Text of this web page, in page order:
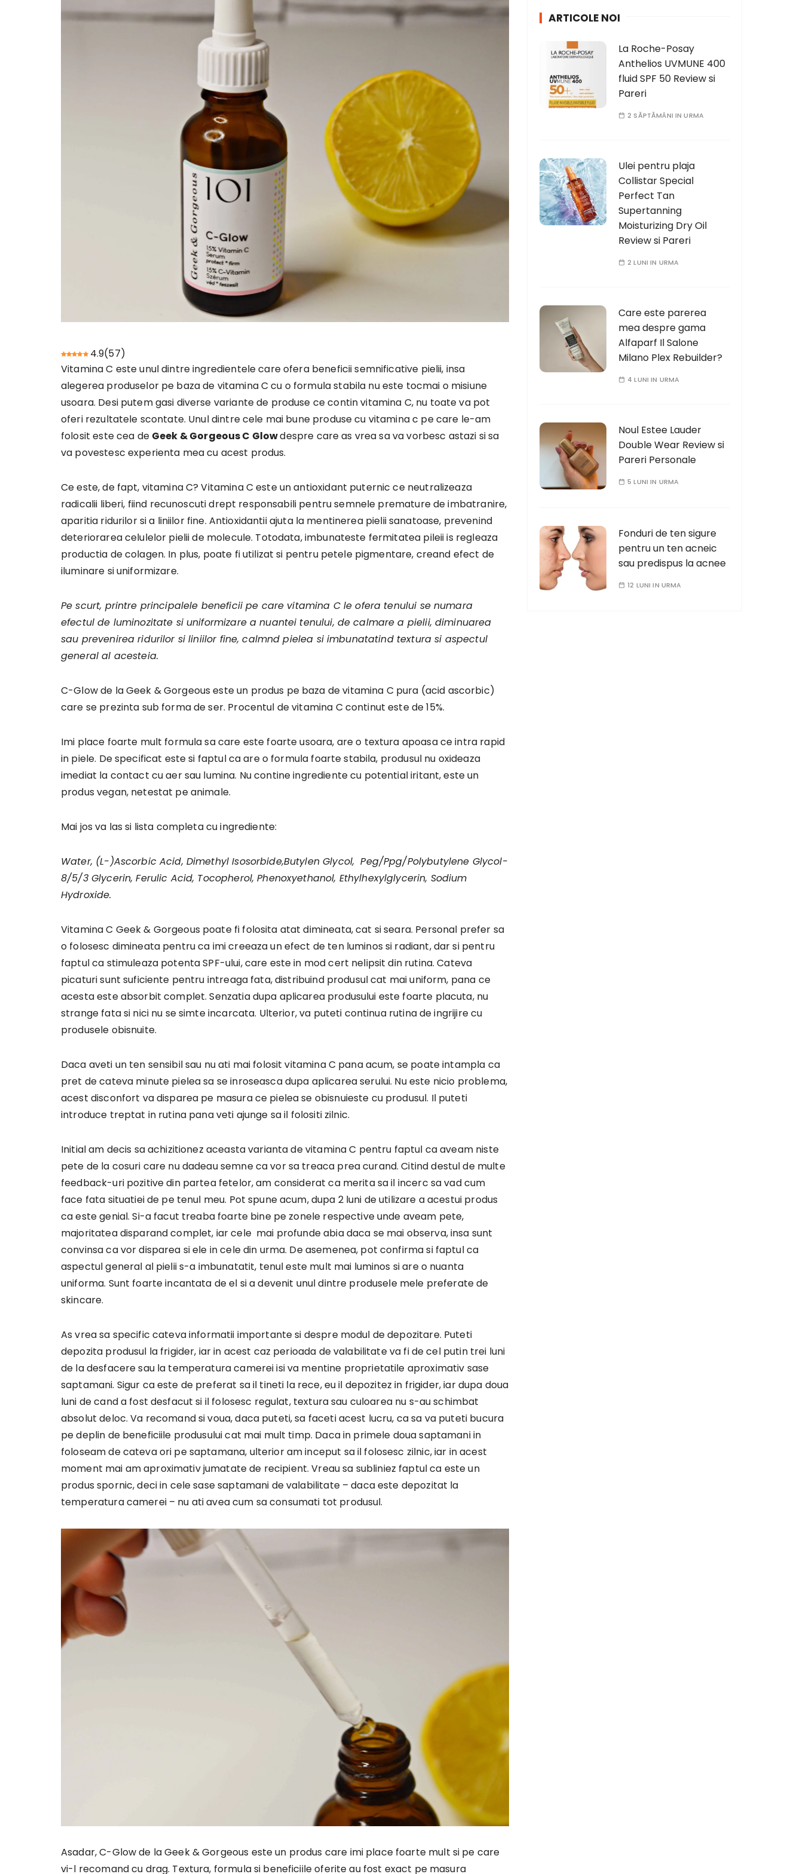
4.9(57)
Vitamina C este unul dintre ingredientele care ofera beneficii semnificative pielii, insa
alegerea produselor pe baza de vitamina C cu o formula stabila nu este tocmai o misiune
usoara. Desi putem gasi diverse variante de produse ce contin vitamina C, nu toate va pot
oferi rezultatele scontate. Unul dintre cele mai bune produse cu vitamina c pe care le-am
folosit este cea de Geek & Gorgeous C Glowdespre care as vrea sa va vorbesc astazi si sa
va povestesc experienta mea cu acest produs.
Ce este, de fapt, vitamina C? Vitamina C este un antioxidant puternic ce neutralizeaza
radicalii liberi, fiind recunoscuti drept responsabili pentru semnele premature de imbatranire,
aparitia ridurilor si a liniilor fine. Antioxidantii ajuta la mentinerea pielii sanatoase, prevenind
deteriorarea celulelor pielii de molecule. Totodata, imbunateste fermitatea pileii is regleaza
productia de colagen. In plus, poate fi utilizat si pentru petele pigmentare, creand efect de
iluminare si uniformizare.
Pe scurt, printre principalele beneficii pe care vitamina C le ofera tenului se numara
efectul de luminozitate si uniformizare a nuantei tenului, de calmare a pielii, diminuarea
sau prevenirea ridurilor si liniilor fine, calmnd pielea si imbunatatind textura si aspectul
general al acesteia.
C-Glow de la Geek & Gorgeous este un produs pe baza de vitamina C pura (acid ascorbic)
care se prezinta sub forma de ser. Procentul de vitamina C continut este de 15%.
Imi place foarte mult formula sa care este foarte usoara, are o textura apoasa ce intra rapid
in piele. De specificat este si faptul ca are o formula foarte stabila, produsul nu oxideaza
imediat la contact cu aer sau lumina. Nu contine ingrediente cu potential iritant, este un
produs vegan, netestat pe animale.
Mai jos va las si lista completa cu ingrediente:
Water, (L-)Ascorbic Acid, Dimethyl Isosorbide,Butylen Glycol, Peg/Ppg/Polybutylene Glycol-
8/5/3 Glycerin, Ferulic Acid, Tocopherol, Phenoxyethanol, Ethylhexylglycerin, Sodium
Hydroxide.
Vitamina C Geek & Gorgeous poate fi folosita atat dimineata, cat si seara. Personal prefer sa
o folosesc dimineata pentru ca imi creeaza un efect de ten luminos si radiant, dar si pentru
faptul ca stimuleaza potenta SPF-ului, care este in mod cert nelipsit din rutina. Cateva
picaturi sunt suficiente pentru intreaga fata, distribuind produsul cat mai uniform, pana ce
acesta este absorbit complet. Senzatia dupa aplicarea produsului este foarte placuta, nu
strange fata si nici nu se simte incarcata. Ulterior, va puteti continua rutina de ingrijire cu
produsele obisnuite.
Daca aveti un ten sensibil sau nu ati mai folosit vitamina C pana acum, se poate intampla ca
pret de cateva minute pielea sa se inroseasca dupa aplicarea serului. Nu este nicio problema,
acest disconfort va disparea pe masura ce pielea se obisnuieste cu produsul. Il puteti
introduce treptat in rutina pana veti ajunge sa il folositi zilnic.
Initial am decis sa achizitionez aceasta varianta de vitamina C pentru faptul ca aveam niste
pete de la cosuri care nu dadeau semne ca vor sa treaca prea curand. Citind destul de multe
feedback-uri pozitive din partea fetelor, am considerat ca merita sa il incerc sa vad cum
face fata situatiei de pe tenul meu. Pot spune acum, dupa 2 luni de utilizare a acestui produs
ca este genial. Si-a facut treaba foarte bine pe zonele respective unde aveam pete,
majoritatea disparand complet, iar cele mai profunde abia daca se mai observa, insa sunt
convinsa ca vor disparea si ele in cele din urma. De asemenea, pot confirma si faptul ca
aspectul general al pielii s-a imbunatatit, tenul este mult mai luminos si are o nuanta
uniforma. Sunt foarte incantata de el si a devenit unul dintre produsele mele preferate de
skincare.
As vrea sa specific cateva informatii importante si despre modul de depozitare. Puteti
depozita produsul la frigider, iar in acest caz perioada de valabilitate va fi de cel putin trei luni
de la desfacere sau la temperatura camerei isi va mentine proprietatile aproximativ sase
saptamani. Sigur ca este de preferat sa il tineti la rece, eu il depozitez in frigider, iar dupa doua
luni de cand a fost desfacut si il folosesc regulat, textura sau culoarea nu s-au schimbat
absolut deloc. Va recomand si voua, daca puteti, sa faceti acest lucru, ca sa va puteti bucura
pe deplin de beneficiile produsului cat mai mult timp. Daca in primele doua saptamani in
foloseam de cateva ori pe saptamana, ulterior am inceput sa il folosesc zilnic, iar in acest
moment mai am aproximativ jumatate de recipient. Vreau sa subliniez faptul ca este un
produs spornic, deci in cele sase saptamani de valabilitate – daca este depozitat la
temperatura camerei – nu ati avea cum sa consumati tot produsul.
Asadar, C-Glow de la Geek & Gorgeous este un produs care imi place foarte mult si pe care
vi-l recomand cu drag. Textura, formula si beneficiile oferite au fost exact pe masura
ARTICOLE NOI
La Roche-Posay
Anthelios UVMUNE 400
fluid SPF 50 Review si
Pareri
2 SĂPTĂMÂNI IN URMA
Ulei pentru plaja
Collistar Special
Perfect Tan
Supertanning
Moisturizing Dry Oil
Review si Pareri
2 LUNI IN URMA
Care este parerea
mea despre gama
Alfaparf Il Salone
Milano Plex Rebuilder?
4 LUNI IN URMA
Noul Estee Lauder
Double Wear Review si
Pareri Personale
5 LUNI IN URMA
Fonduri de ten sigure
pentru un ten acneic
sau predispus la acnee
12 LUNI IN URMA